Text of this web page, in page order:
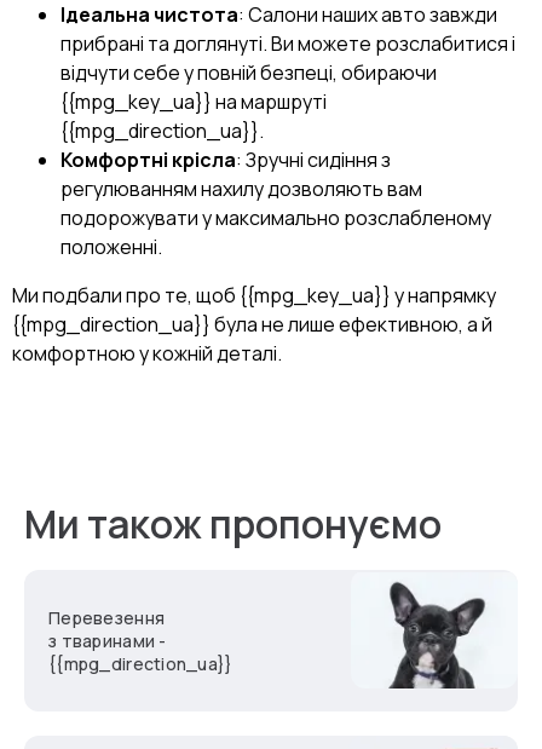
Ідеальна чистота: Салони наших авто завжди
прибрані та доглянуті. Ви можете розслабитися і
відчути себе у повній безпеці, обираючи
{{mpg_key_ua}} на маршруті
{{mpg_direction_ua}}.
Комфортні крісла: Зручні сидіння з
регулюванням нахилу дозволяють вам
подорожувати у максимально розслабленому
положенні.
Ми подбали про те, щоб {{mpg_key_ua}} у напрямку
{{mpg_direction_ua}} була не лише ефективною, а й
комфортною у кожній деталі.
Ми також пропонуємо
Перевезення
з тваринами -
{{mpg_direction_ua}}